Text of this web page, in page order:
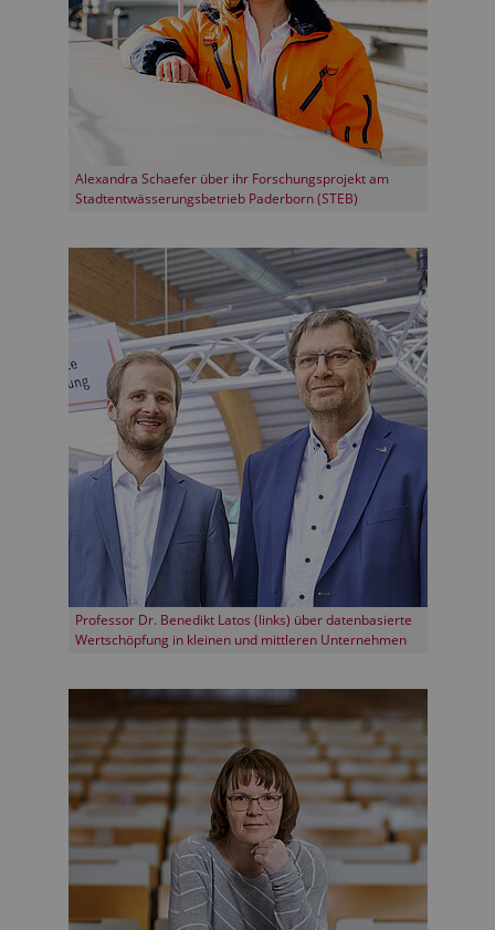
Alexandra Schaefer über ihr Forschungsprojekt am
Stadtentwässerungsbetrieb Paderborn (STEB)
Professor Dr. Benedikt Latos (links) über datenbasierte
Wertschöpfung in kleinen und mittleren Unternehmen